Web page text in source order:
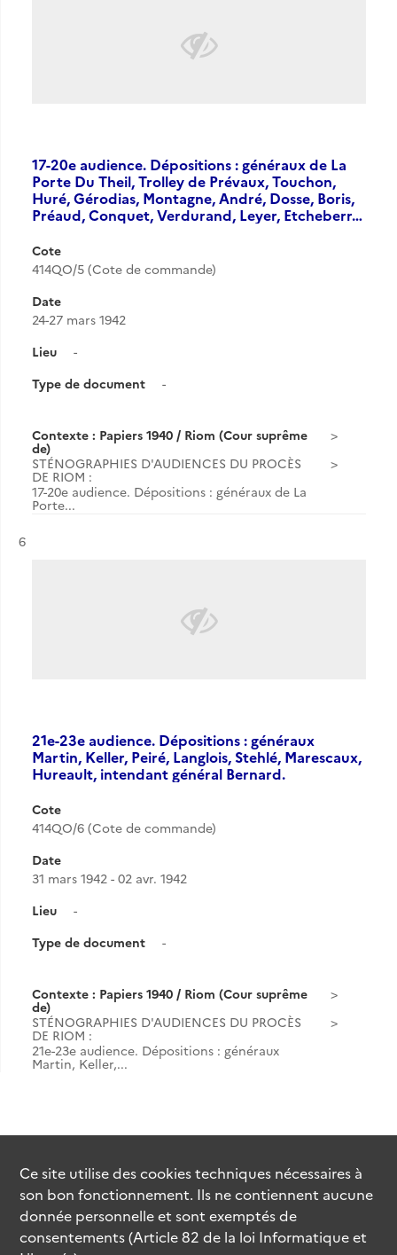
17-20e audience. Dépositions : généraux de La
Porte Du Theil, Trolley de Prévaux, Touchon,
Huré, Gérodias, Montagne, André, Dosse, Boris,
Préaud, Conquet, Verdurand, Leyer, Etcheberr…
Cote
414QO/5 (Cote de commande)
Date
24-27 mars 1942
Lieu
-
Type de document
-
Contexte : Papiers 1940 / Riom (Cour suprême
de)
STÉNOGRAPHIES D'AUDIENCES DU PROCÈS
DE RIOM :
17-20e audience. Dépositions : généraux de La
Porte...
Résultat n°
6
21e-23e audience. Dépositions : généraux
Martin, Keller, Peiré, Langlois, Stehlé, Marescaux,
Hureault, intendant général Bernard.
Cote
414QO/6 (Cote de commande)
Date
31 mars 1942 - 02 avr. 1942
Lieu
-
Type de document
-
Contexte : Papiers 1940 / Riom (Cour suprême
de)
STÉNOGRAPHIES D'AUDIENCES DU PROCÈS
DE RIOM :
21e-23e audience. Dépositions : généraux
Martin, Keller,...
Ce site utilise descookiestechniques nécessaires à
son bon fonctionnement. Ils ne contiennent aucune
donnée personnelle et sont exemptés de
consentements (Article 82 de la loi Informatique et